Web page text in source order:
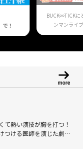
！
BUCK∞TICKに
ンマンライ
て熱い演技が胸を打つ！
つける医師を演じた劇場